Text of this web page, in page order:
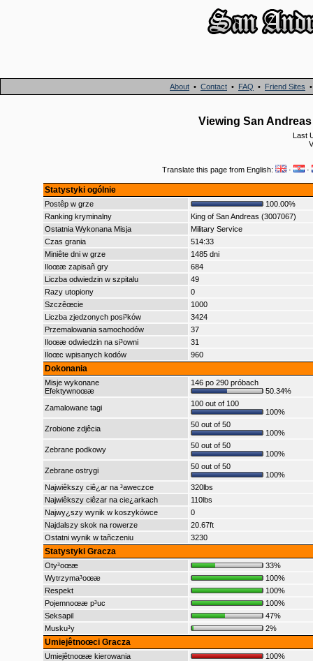
About • Contact • FAQ • Friend Sites
Viewing San
Last
Translate this page from English: · ·
Statystyki ogólnie
Postêp w grze
100.00%
Ranking kryminalny
King of San Andreas (3007067)
Ostatnia Wykonana Misja
Military Service
Czas grania
514:33
Miniête dni w grze
1485 dni
Iloœæ zapisañ gry
684
Liczba odwiedzin w szpitalu
49
Razy utopiony
0
Szczêœcie
1000
Liczba zjedzonych posi³ków
3424
Przemalowania samochodów
37
Iloœæ odwiedzin na si³owni
31
Iloœc wpisanych kodów
960
Dokonania
Misje wykonane
Efektywnoœæ
146 po 290 próbach
50.34%
Zamalowane tagi
100 out of 100
100%
Zrobione zdjêcia
50 out of 50
100%
Zebrane podkowy
50 out of 50
100%
Zebrane ostrygi
50 out of 50
100%
Najwiêkszy ciê¿ar na ³aweczce
320lbs
Najwiêkszy ciêzar na cie¿arkach
110lbs
Najwy¿szy wynik w koszykówce
0
Najdalszy skok na rowerze
20.67ft
Ostatni wynik w tañczeniu
3230
Statystyki Gracza
Oty³oœæ
33%
Wytrzyma³oœæ
100%
Respekt
100%
Pojemnoœæ p³uc
100%
Seksapil
47%
Musku³y
2%
Umiejêtnoœci Gracza
Umiejêtnoœæ kierowania
100%